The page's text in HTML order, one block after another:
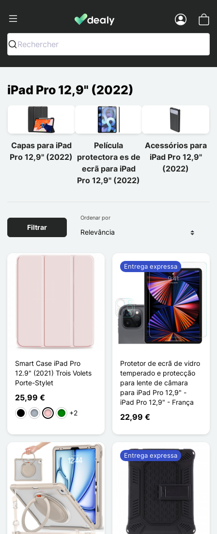
Dealy - Capas e acessórios para
Rechercher
iPad Pro 12,9" (2022)
Capas para iPad
Pro 12,9" (2022)
Película
protectora es de
ecrã para iPad
Pro 12,9" (2022)
Acessórios para
iPad Pro 12,9"
(2022)
Filtrar
Ordenar por
Smart Case iPad Pro
12.9" (2021) Trois Volets
Porte-Stylet
25,99 €
PretoCinzento
RosaVerde
+2
Protetor de ecrã de vidro
temperado e protecção
para lente de câmara
para iPad Pro 12,9" -
iPad Pro 12,9" - França
22,99 €
Entrega expressa
Entrega expressa